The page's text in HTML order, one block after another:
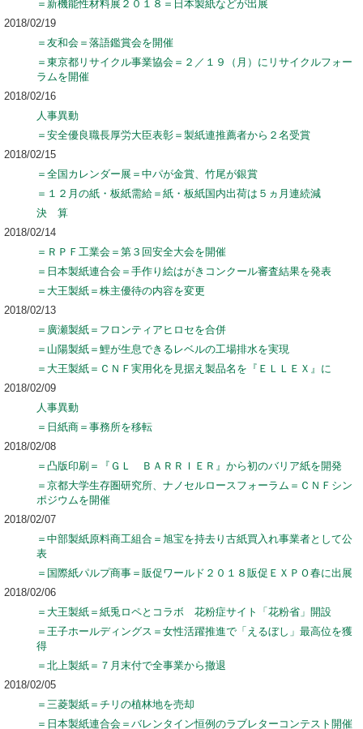
＝新機能性材料展２０１８＝日本製紙などが出展
2018/02/19
＝友和会＝落語鑑賞会を開催
＝東京都リサイクル事業協会＝２／１９（月）にリサイクルフォー
ラムを開催
2018/02/16
人事異動
＝安全優良職長厚労大臣表彰＝製紙連推薦者から２名受賞
2018/02/15
＝全国カレンダー展＝中パが金賞、竹尾が銀賞
＝１２月の紙・板紙需給＝紙・板紙国内出荷は５ヵ月連続減
決 算
2018/02/14
＝ＲＰＦ工業会＝第３回安全大会を開催
＝日本製紙連合会＝手作り絵はがきコンクール審査結果を発表
＝大王製紙＝株主優待の内容を変更
2018/02/13
＝廣瀬製紙＝フロンティアヒロセを合併
＝山陽製紙＝鯉が生息できるレベルの工場排水を実現
＝大王製紙＝ＣＮＦ実用化を見据え製品名を『ＥＬＬＥＸ』に
2018/02/09
人事異動
＝日紙商＝事務所を移転
2018/02/08
＝凸版印刷＝『ＧＬ ＢＡＲＲＩＥＲ』から初のバリア紙を開発
＝京都大学生存圏研究所、ナノセルロースフォーラム＝ＣＮＦシン
ポジウムを開催
2018/02/07
＝中部製紙原料商工組合＝旭宝を持去り古紙買入れ事業者として公
表
＝国際紙パルプ商事＝販促ワールド２０１８販促ＥＸＰＯ春に出展
2018/02/06
＝大王製紙＝紙兎ロペとコラボ 花粉症サイト「花粉省」開設
＝王子ホールディングス＝女性活躍推進で「えるぼし」最高位を獲
得
＝北上製紙＝７月末付で全事業から撤退
2018/02/05
＝三菱製紙＝チリの植林地を売却
＝日本製紙連合会＝バレンタイン恒例のラブレターコンテスト開催